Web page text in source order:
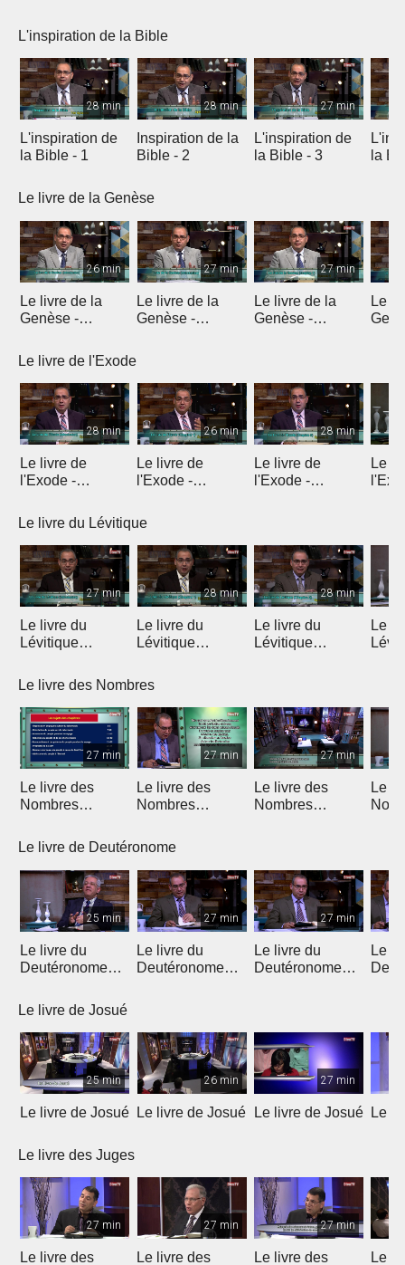
L'inspiration de la Bible
28 min
L'inspiration de
la Bible - 1
28 min
Inspiration de la
Bible - 2
27 min
L'inspiration de
la Bible - 3
la
Le livre de la Genèse
26 min
Le livre de la
Genèse -
27 min
Le livre de la
Genèse -
27 min
Le livre de la
Genèse -
Le
Le livre de l'Exode
28 min
Le livre de
l'Exode -
26 min
Le livre de
l'Exode -
28 min
Le livre de
l'Exode -
Le
Le livre du Lévitique
27 min
Le livre du
Lévitique
28 min
Le livre du
Lévitique
28 min
Le livre du
Lévitique
Le
Le livre des Nombres
27 min
Le livre des
Nombres
27 min
Le livre des
Nombres
27 min
Le livre des
Nombres
Le
Le livre de Deutéronome
25 min
Le livre du
Deutéronome
27 min
Le livre du
Deutéronome
27 min
Le livre du
Deutéronome
Le
Le livre de Josué
25 min
Le livre de Josué
26 min
Le livre de Josué
27 min
Le livre de Josué Le
Le livre des Juges
27 min
Le livre des
27 min
Le livre des
27 min
Le livre des Le